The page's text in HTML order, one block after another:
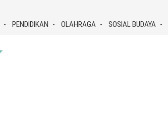
PENDIDIKAN OLAHRAGA SOSIAL BUDAYA